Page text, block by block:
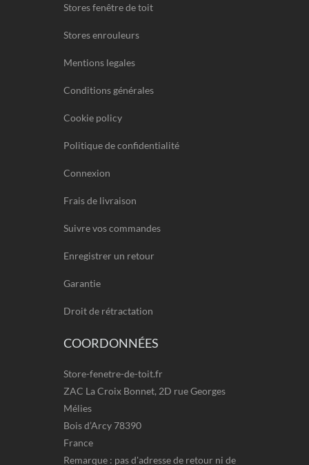
Stores fenêtre de toit
Stores enrouleurs
Mentions legales
Conditions générales
Cookie policy
Politique de confidentialité
Connexion
Frais de livraison
Suivre vos commandes
Enregistrer un retour
Garantie
Droit de rétractation
COORDONNÉES
Store-fenetre-de-toit.fr
ZAC La Croix Bonnet, 2D rue Georges
Mélies
Bois d’Arcy 78390
France
Remarque : pas d'adresse de retour ni de